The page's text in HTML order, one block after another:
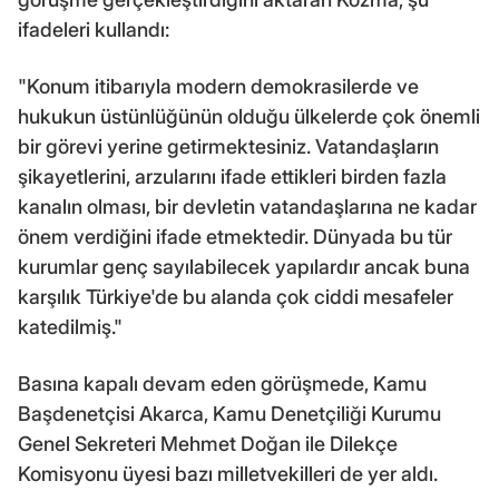
ifadeleri kullandı:
"Konum itibarıyla modern demokrasilerde ve
hukukun üstünlüğünün olduğu ülkelerde çok önemli
bir görevi yerine getirmektesiniz. Vatandaşların
şikayetlerini, arzularını ifade ettikleri birden fazla
kanalın olması, bir devletin vatandaşlarına ne kadar
önem verdiğini ifade etmektedir. Dünyada bu tür
kurumlar genç sayılabilecek yapılardır ancak buna
karşılık Türkiye'de bu alanda çok ciddi mesafeler
katedilmiş."
Basına kapalı devam eden görüşmede, Kamu
Başdenetçisi Akarca, Kamu Denetçiliği Kurumu
Genel Sekreteri Mehmet Doğan ile Dilekçe
Komisyonu üyesi bazı milletvekilleri de yer aldı.